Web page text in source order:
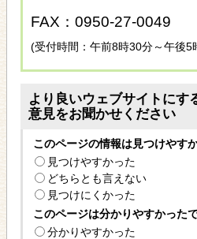
FAX：0950-27-0049
(受付時間：午前8時30分～午後5
より良いウェブサイトにす
意見をお聞かせください
このページの情報は見つけやす
見つけやすかった
どちらとも言えない
見つけにくかった
このページは分かりやすかった
分かりやすかった